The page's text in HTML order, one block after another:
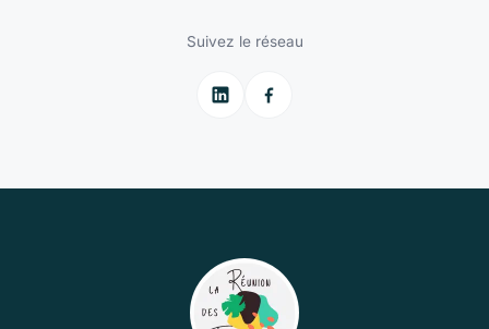
Suivez le réseau